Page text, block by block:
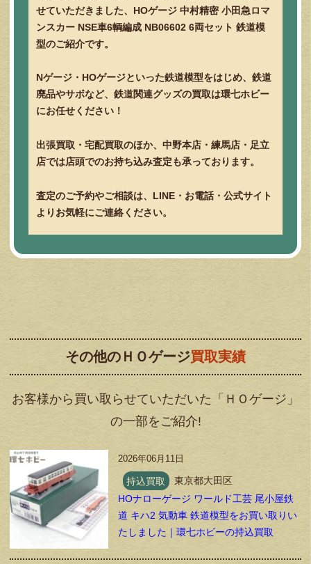
せていただきました、HOゲージ 中村精密 小田急ロマ
ンスカー NSE車6輌編成 NB06602 6両セット 鉄道模
型のご紹介です。
Nゲージ・HOゲージといった鉄道模型をはじめ、鉄道
廃品やサボなど、鉄道関連グッズの買取は環七ホビー
にお任せください！
出張買取・宅配買取のほか、中野本店・練馬店・足立
店では店頭でのお持ち込み査定も承っております。
査定のご予約やご相談は、LINE・お電話・公式サイト
よりお気軽にご連絡ください。
その他のＨＯゲージ買取実績
お客様から買い取らせていただいた「ＨＯゲージ」
の一部をご紹介!
2026年06月11日
持込買取
東京都大田区
HOナローゲージ ワールド工芸 尾小屋鉄
道 キハ2 気動車 鉄道模型をお買い取りい
たしました｜環七ホビーの持込買取